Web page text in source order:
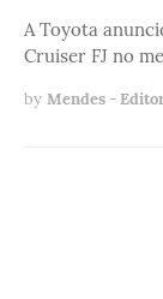
A Toyota
Cruiser FJ no
by Mendes -